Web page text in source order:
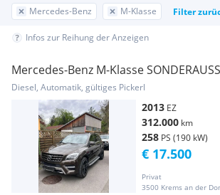
Mercedes-Benz M-Klasse Filter
Infos zur Reihung der Anzeigen
Mercedes-Benz M-Klasse
ML350 CDI BLUETEC 4-MATIC
Diesel, Automatik, gültiges Pickerl
2013 EZ
312.000 km
258 PS (190 kW)
Privat
3500 Krems an der
€ 17.500